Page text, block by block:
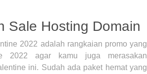
Sale Hosting Domain
2022 adalah rangkaian promo yang
2022 agar kamu juga merasakan
ini. Sudah ada paket hemat yang